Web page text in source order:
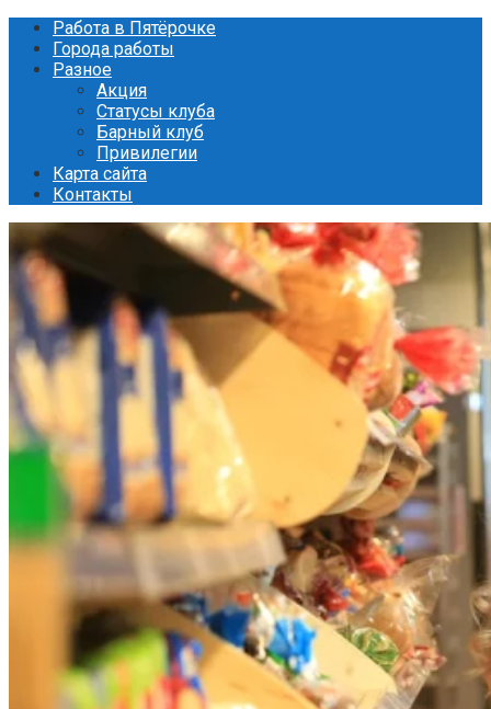
Перейти
контенту
Работа в Пятёрочке
Города работы
Разное
Акция
Статусы клуба
Барный клуб
Привилегии
Карта сайта
Контакты